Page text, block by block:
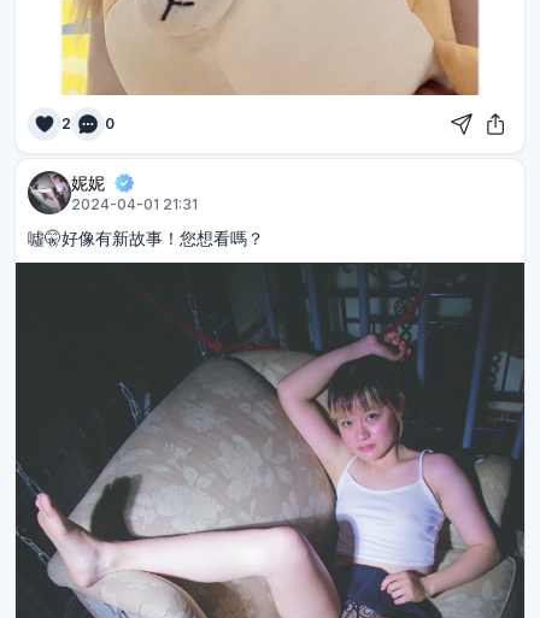
2 0
妮妮
2024-04-01 21:31
噓🤫好像有新故事！您想看嗎？